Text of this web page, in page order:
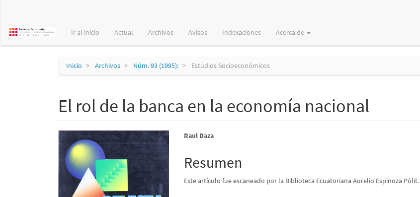
principal
Ir al inicio Actual Archivos Avisos Indexaciones Acerca de
Inicio Archivos Núm. 93 (1995): Estudios Socioeconómicos
El rol de la banca en la economía nacional
Barra
lateral
del
artículo
Contenido
principal
del
artículo
Raul Daza
Resumen
Este artículo fue escaneado por la Biblioteca Ecuatoriana Aurelio Espinoza Pólit.